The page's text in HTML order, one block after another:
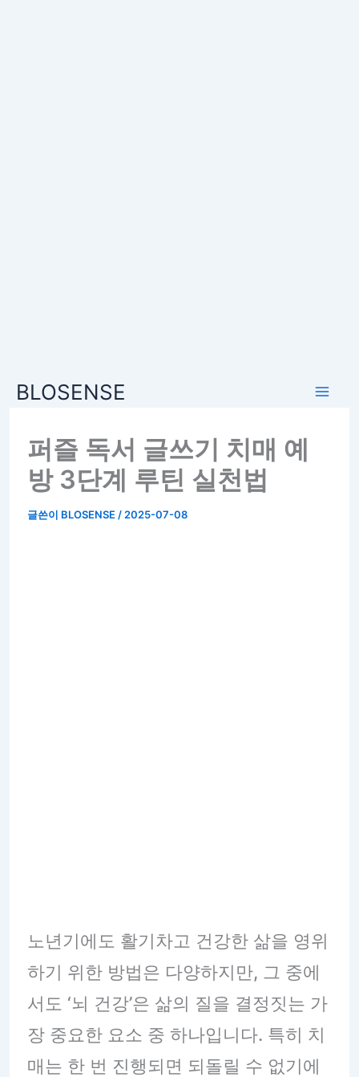
BLOSENSE
퍼즐 독서 글쓰기 치매 예
방 3단계 루틴 실천법
글쓴이 BLOSENSE / 2025-07-08
노년기에도 활기차고 건강한 삶을 영위
하기 위한 방법은 다양하지만, 그 중에
서도 ‘뇌 건강’은 삶의 질을 결정짓는 가
장 중요한 요소 중 하나입니다. 특히 치
매는 한 번 진행되면 되돌릴 수 없기에